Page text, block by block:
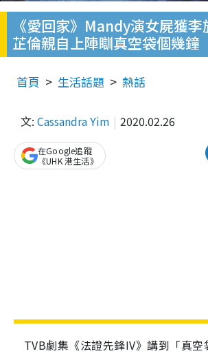
《愛回家》Mandy演女屍獲
芷倫親自上陣瞓真空袋個幾鐘
首頁 生活話題 熱話
文: Cassandra Yim 2020.02.26
在Google追蹤
《UHK 港生活》
TVB劇集《法證先鋒IV》講到「真